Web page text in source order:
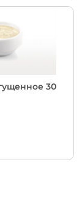
30